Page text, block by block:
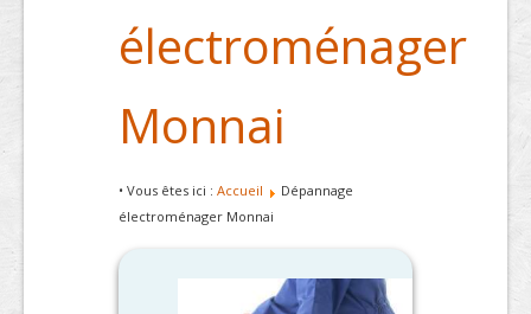
électroménager
Monnai
• Vous êtes ici : Accueil
Dépannage
électroménager Monnai